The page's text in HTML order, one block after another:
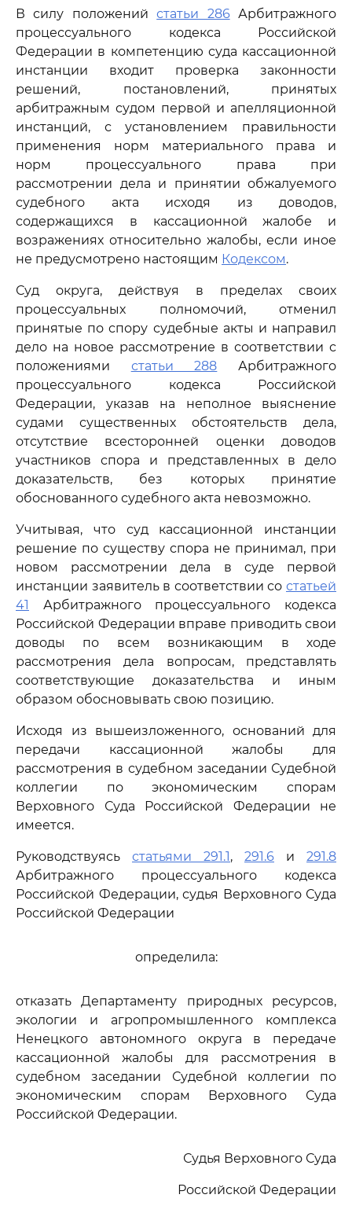
В силу положенийстатьи 286Арбитражного
процессуального кодекса Российской
Федерации в компетенцию суда кассационной
инстанции входит проверка законности
решений, постановлений, принятых
арбитражным судом первой и апелляционной
инстанций, с установлением правильности
применения норм материального права и
норм процессуального права при
рассмотрении дела и принятии обжалуемого
судебного акта исходя из доводов,
содержащихся в кассационной жалобе и
возражениях относительно жалобы, если иное
не предусмотрено настоящим Кодексом.
Суд округа, действуя в пределах своих
процессуальных полномочий, отменил
принятые по спору судебные акты и направил
дело на новое рассмотрение в соответствии с
положениями статьи 288 Арбитражного
процессуального кодекса Российской
Федерации, указав на неполное выяснение
судами существенных обстоятельств дела,
отсутствие всесторонней оценки доводов
участников спора и представленных в дело
доказательств, без которых принятие
обоснованного судебного акта невозможно.
Учитывая, что суд кассационной инстанции
решение по существу спора не принимал, при
новом рассмотрении дела в суде первой
инстанции заявитель в соответствии со статьей
41
Арбитражного процессуального кодекса
Российской Федерации вправе приводить свои
доводы по всем возникающим в ходе
рассмотрения дела вопросам, представлять
соответствующие доказательства и иным
образом обосновывать свою позицию.
Исходя из вышеизложенного, оснований для
передачи кассационной жалобы для
рассмотрения в судебном заседании Судебной
коллегии по экономическим спорам
Верховного Суда Российской Федерации не
имеется.
Руководствуясь статьями 291.1, 291.6 и 291.8
Арбитражного процессуального кодекса
Российской Федерации, судья Верховного Суда
Российской Федерации
определила:
отказать Департаменту природных ресурсов,
экологии и агропромышленного комплекса
Ненецкого автономного округа в передаче
кассационной жалобы для рассмотрения в
судебном заседании Судебной коллегии по
экономическим спорам Верховного Суда
Российской Федерации.
Судья Верховного Суда
Российской Федерации